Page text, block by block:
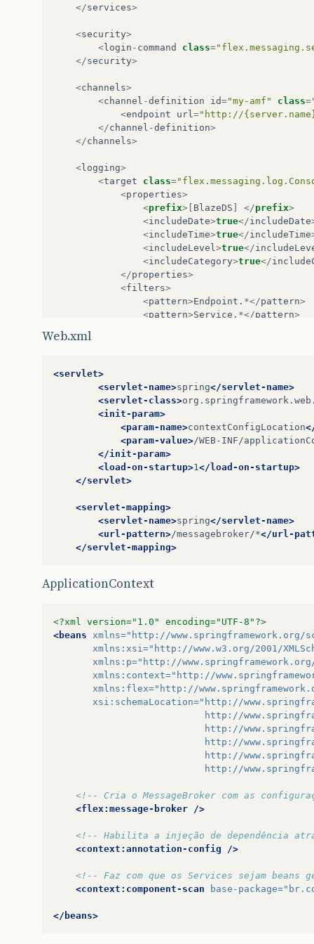
</services>
<security>
< login - command class=
</security>
<channels>
<channel -definition id="my-amf" class=
<endpoint url ="http://
</channel -definition>
</channels>
< logging>
<target class=
<properties>
<prefix>[ BlazeDS </prefix>
<includeDate>true</includeDate
<includeTime>true</includeTime
<includeLevel >true</
<includeCategory>true</
</properties>
<filters>
<pattern>Endpoint . *</pattern>
<pattern>Service . *</pattern>
</
redeploy
enabled
>
watch interval watch- interval
< watch { . root
< touch context
redeploy
</
config
Web.xml
<servlet>
<servlet-name>spring</servlet-name>
<servlet-class>
<init-param>
<param-name>contextConfigLocation
<param-value>/WEB-INF/
</init-param>
<load-on-startup>1</load-on-startup>
</servlet>
<servlet-mapping>
<servlet-name>spring</servlet-name>
<url-pattern>/messagebroker/*</url-
</servlet-mapping>
ApplicationContext
<?xml version="1.0" encoding="UTF-8"?>
<beans
xmlns="http://www.springframework.org/
xmlns:xsi="http://www.w3.org/2001/
xmlns:p="http://
xmlns:context="http://
xmlns:flex="http://
xsi:schemaLocation="http://
http://
http://
http://
http://
http://
<!-- Cria o MessageBroker com as
<flex:message-broker
/>
<!-- Habilita a injeção de dependência
<context:annotation-config
/>
<!-- Faz com que os Services sejam beans
<context:component-scan
base-package=
</beans>